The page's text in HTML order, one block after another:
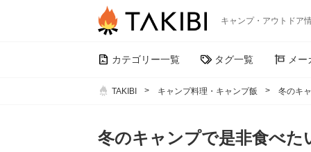
キャンプ・アウトドア
カテゴリー一覧 タグ一覧 メー
TAKIBI キャンプ料理・キャンプ飯 冬のキ
冬のキャンプで是非食べ